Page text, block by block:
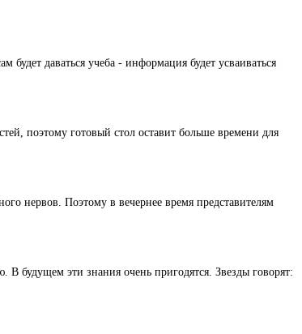
даваться учеба - информация будет усваиваться
поэтому готовый стол оставит больше времени для
нервов. Поэтому в вечернее время представителям
будущем эти знания очень пригодятся. Звезды говорят: